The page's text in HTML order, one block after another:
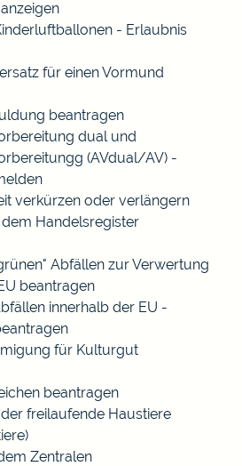
- Erlaubnis
für einen Vormund
beantragen
dual und
(AVdual/AV) -
verkürzen oder verlängern
Handelsregister
Abfällen zur Verwertung
beantragen
innerhalb der EU -
für Kulturgut
beantragen
freilaufende Haustiere
Zentralen